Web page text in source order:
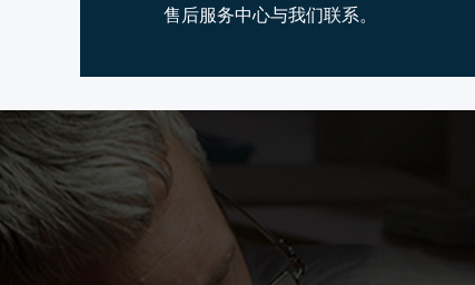
售后服务中心与我们联系。